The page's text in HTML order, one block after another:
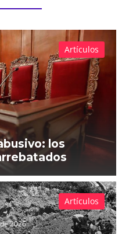
los
Artículos
2026
Artículos